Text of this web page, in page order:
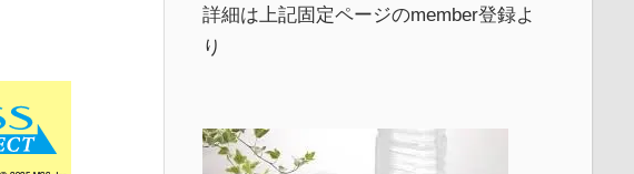
詳細は上記固定ページのmember登録よ
り